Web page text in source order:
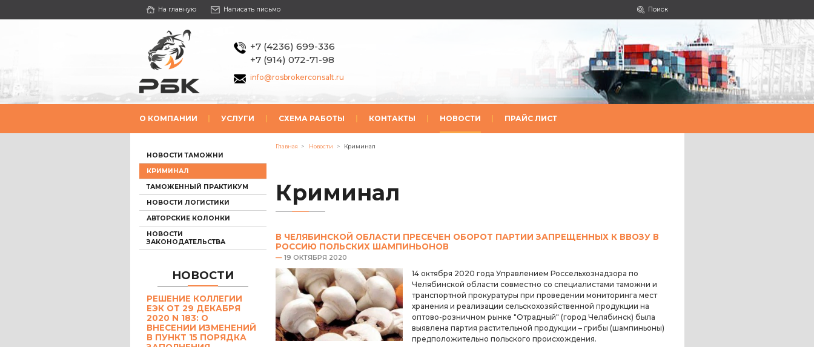
На главную Написать письмо Поиск
+7 (4236) 699-336
+7 (914) 072-71-98
info@rosbrokerconsalt.ru
О КОМПАНИИ УСЛУГИ СХЕМА РАБОТЫ КОНТАКТЫ НОВОСТИ ПРАЙС ЛИСТ
НОВОСТИ ТАМОЖНИ
КРИМИНАЛ
ТАМОЖЕННЫЙ ПРАКТИКУМ
НОВОСТИ ЛОГИСТИКИ
АВТОРСКИЕ КОЛОНКИ
НОВОСТИ
ЗАКОНОДАТЕЛЬСТВА
НОВОСТИ
РЕШЕНИЕ КОЛЛЕГИИ
ЕЭК ОТ 29 ДЕКАБРЯ
2020 N 183: О
ВНЕСЕНИИ ИЗМЕНЕНИЙ
В ПУНКТ 15 ПОРЯДКА
Главная > Новости > Криминал
Криминал
В ЧЕЛЯБИНСКОЙ ОБЛАСТИ ПРЕСЕЧЕН ОБОРОТ ПАРТИИ ЗАПРЕЩЕННЫХ К ВВОЗУ В
РОССИЮ ПОЛЬСКИХ ШАМПИНЬОНОВ
—19 ОКТЯБРЯ 2020
14 октября 2020 года Управлением Россельхознадзора по
Челябинской области совместно со специалистами таможни и
транспортной прокуратуры при проведении мониторинга мест
хранения и реализации сельскохозяйственной продукции на
оптово-розничном рынке "Отрадный" (город Челябинск) была
выявлена партия растительной продукции – грибы (шампиньоны)
предположительно польского происхождения.